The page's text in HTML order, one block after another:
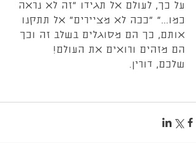
על כך, לעולם אל תגידו "זה לא נראה
כמו..." "ככה לא מציירים" אל תתקנו
אותם, כך הם מסוגלים בשלב זה וכך
הם מזהים ורואים את העולם!
שלכם, דורין.